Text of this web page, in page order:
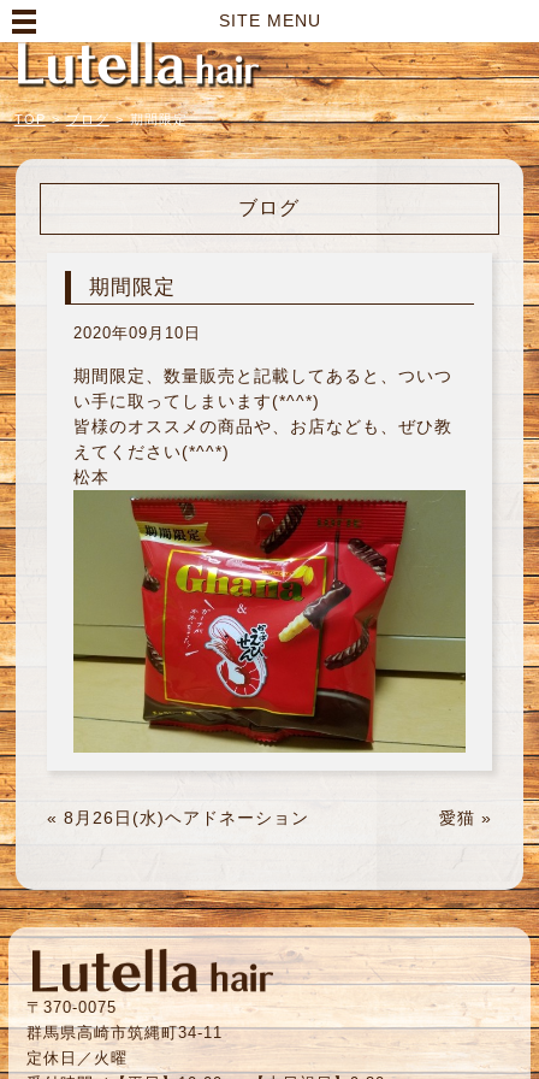
SITE MENU
TOP > ブログ > 期間限定
ブログ
期間限定
2020年09月10日
期間限定、数量販売と記載してあると、ついつ
い手に取ってしまいます(*^^*)
皆様のオススメの商品や、お店なども、ぜひ教
えてください(*^^*)
松本
« 8月26日(水)ヘアドネーション 愛猫 »
〒370-0075
群馬県高崎市筑縄町34-11
定休日／火曜